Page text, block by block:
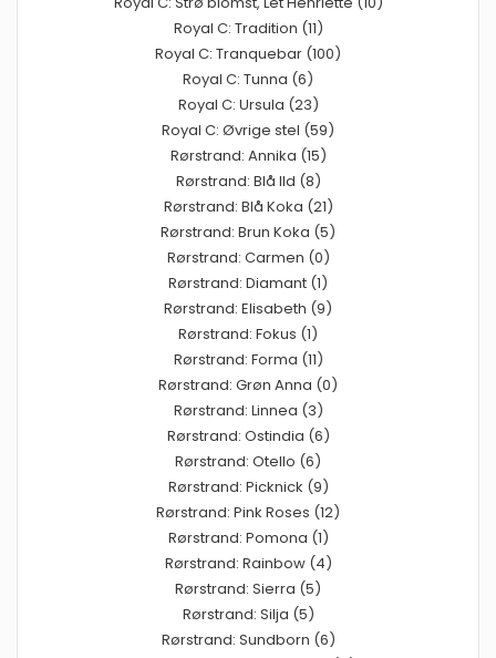
Royal C: Tradition (11)
Royal C: Tranquebar (100)
Royal C: Tunna (6)
Royal C: Ursula (23)
Royal C: Øvrige stel (59)
Rørstrand: Annika (15)
Rørstrand: Blå Ild (8)
Rørstrand: Blå Koka (21)
Rørstrand: Brun Koka (5)
Rørstrand: Carmen (0)
Rørstrand: Diamant (1)
Rørstrand: Elisabeth (9)
Rørstrand: Fokus (1)
Rørstrand: Forma (11)
Rørstrand: Grøn Anna (0)
Rørstrand: Linnea (3)
Rørstrand: Ostindia (6)
Rørstrand: Otello (6)
Rørstrand: Picknick (9)
Rørstrand: Pink Roses (12)
Rørstrand: Pomona (1)
Rørstrand: Rainbow (4)
Rørstrand: Sierra (5)
Rørstrand: Silja (5)
Rørstrand: Sundborn (6)